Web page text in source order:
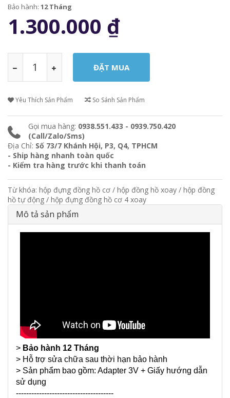
Bảo hành: 12 Tháng
1.300.000 ₫
Yêu Thích Sản Phẩm So Sánh Sản Phẩm
Gọi mua hàng: 0938.551.433 - 0939.750.420
(Call/Zalo/Sms)
Địa Chỉ: Số 73/7 Khánh Hội, P3, Q4, TPHCM
- Ship hàng nhanh toàn quốc
- Kiểm tra hàng trước khi thanh toán
Từ khóa: hộp đựng đồng hồ cơ / hộp đồng hồ xoay / hộp đồng
hồ tự động / hộp đựng đồng hồ cơ 4 xoay
Mô tả sản phẩm
> Bảo hành 12 Tháng
> Hỗ trợ sửa chữa sau thời hạn bảo hành
> Sản phẩm bao gồm: Adapter 3V + Giấy hướng dẫn
sử dụng
--------------------------------------